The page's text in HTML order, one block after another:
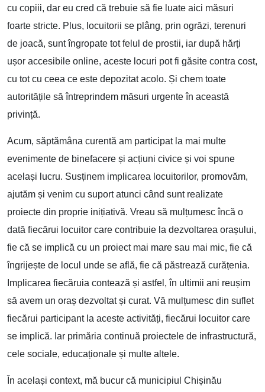
cu copiii, dar eu cred că trebuie să fie luate aici măsuri
foarte stricte. Plus, locuitorii se plâng, prin ogrăzi, terenuri
de joacă, sunt îngropate tot felul de prostii, iar după hărți
ușor accesibile online, aceste locuri pot fi găsite contra cost,
cu tot cu ceea ce este depozitat acolo. Și chem toate
autoritățile să întreprindem măsuri urgente în această
privință.
Acum, săptămâna curentă am participat la mai multe
evenimente de binefacere și acțiuni civice și voi spune
același lucru. Susținem implicarea locuitorilor, promovăm,
ajutăm și venim cu suport atunci când sunt realizate
proiecte din proprie inițiativă. Vreau să mulțumesc încă o
dată fiecărui locuitor care contribuie la dezvoltarea orașului,
fie că se implică cu un proiect mai mare sau mai mic, fie că
îngrijește de locul unde se află, fie că păstrează curățenia.
Implicarea fiecăruia contează și astfel, în ultimii ani reușim
să avem un oraș dezvoltat și curat. Vă mulțumesc din suflet
fiecărui participant la aceste activități, fiecărui locuitor care
se implică. Iar primăria continuă proiectele de infrastructură,
cele sociale, educaționale și multe altele.
În același context, mă bucur că municipiul Chișinău